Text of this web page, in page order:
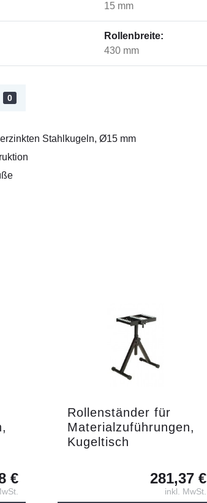
15 mm
Rollenbreite:
430 mm
0
Stahlkugeln, Ø15 mm
€
Rollenständer für
Materialzuführungen,
Kugeltisch
281,37 €
inkl. MwSt.